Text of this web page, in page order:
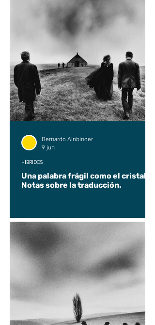
Una palabra frágil como el cristal.
Notas sobre la traducción.
HÍBRIDOS
Bernardo Ainbinder
9 jun